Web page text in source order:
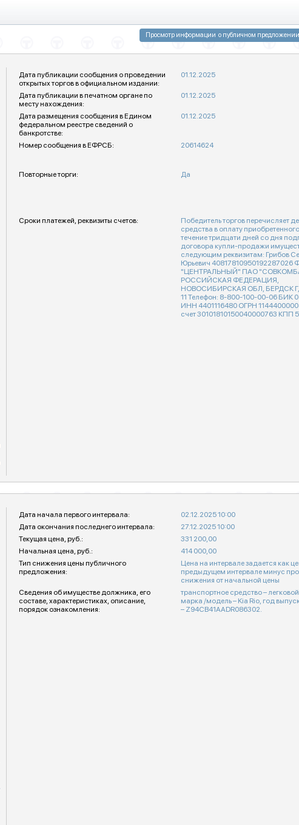
Дата публикации сообщения о проведении
открытых торгов в официальном издании:
01.12.2025
Дата публикации в печатном органе по
месту нахождения:
01.12.2025
Дата размещения сообщения в Едином
федеральном реестре сведений о
банкротстве:
01.12.2025
Номер сообщения в ЕФРСБ: 20614624
Повторные торги: Да
Сроки платежей, реквизиты счетов:
Победитель торгов перечисляет
средства в оплату
течение тридцати дней со дня
договора купли-продажи
следующим реквизитам: Грибов Сергей
Юрьевич
"ЦЕНТРАЛЬНЫЙ" ПАО "СОВКОМБАНК"
РОССИЙСКАЯ ФЕДЕРАЦИЯ,
НОВОСИБИРСКАЯ ОБЛ, БЕРДСК Г, ПОПОВА УЛ,
11 Телефон: 8-800-100-00-06 БИК 045004763
ИНН 4401116480 ОГРН 1144400000425
счет
Дата начала первого интервала:
02.12.2025 10:00
Дата окончания последнего интервала:
27.12.2025 10:00
Текущая цена, руб.:
331 200,00
Начальная цена, руб.:
414 000,00
Тип снижения цены публичного
предложения:
Цена на интервале задается как
предыдущем интервале минус
снижения от начальной цены
Сведения об имуществе должника, его
составе, характеристиках, описание,
порядок ознакомления:
транспортное средство –
марка /модель – Kia Rio, год выпуска – 2012, VIN
– Z94CB41AADR086302.